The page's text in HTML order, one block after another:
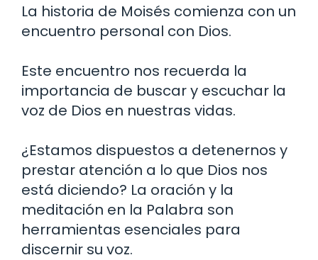
La historia de Moisés comienza con un
encuentro personal con Dios.
Este encuentro nos recuerda la
importancia de buscar y escuchar la
voz de Dios en nuestras vidas.
¿Estamos dispuestos a detenernos y
prestar atención a lo que Dios nos
está diciendo? La oración y la
meditación en la Palabra son
herramientas esenciales para
discernir su voz.